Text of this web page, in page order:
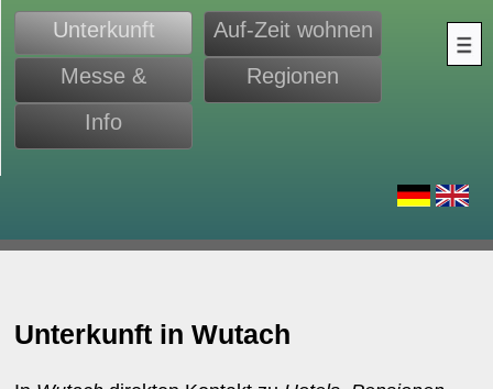
Unterkunft
Auf-Zeit wohnen
Messe &
Monteure
Regionen
Info
Unterkunft in Wutach